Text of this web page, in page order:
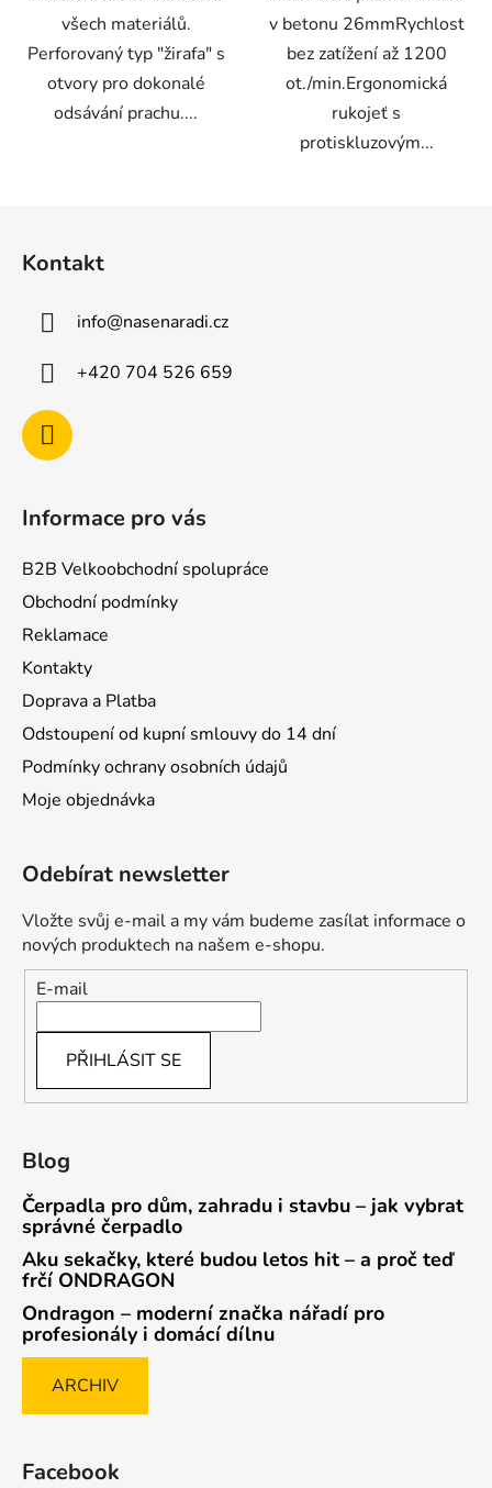
všech materiálů.
Perforovaný typ "žirafa" s
otvory pro dokonalé
odsávání prachu....
v betonu 26mmRychlost
bez zatížení až 1200
ot./min.Ergonomická
rukojeť s
protiskluzovým...
Kontakt
info@nasenaradi.cz
+420 704 526 659
Informace pro vás
B2B Velkoobchodní spolupráce
Obchodní podmínky
Reklamace
Kontakty
Doprava a Platba
Odstoupení od kupní smlouvy do 14 dní
Podmínky ochrany osobních údajů
Moje objednávka
Odebírat newsletter
Vložte svůj e-mail a my vám budeme zasílat informace o
nových produktech na našem e-shopu.
E-mail
PŘIHLÁSIT SE
Blog
Čerpadla pro dům, zahradu i stavbu – jak vybrat
správné čerpadlo
Aku sekačky, které budou letos hit – a proč teď
frčí ONDRAGON
Ondragon – moderní značka nářadí pro
profesionály i domácí dílnu
ARCHIV
Facebook